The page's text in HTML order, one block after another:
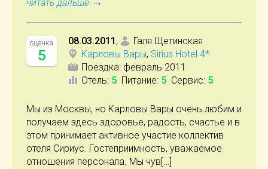
читать дальше
оценка
5
08.03.2011 ,
Галя Щетинская
Карловы Вары, Sirius Hotel 4*
Поездка: февраль 2011
Отель: 5 Питание: 5 Сервис: 5
Мы из Москвы, но Карловы Вары очень любим и
получаем здесь здоровье, радость, счастье и в
этом принимает активное участие коллектив
отеля Сириус. Гостеприимность, уважаемое
отношения персонала. Мы чув[…]